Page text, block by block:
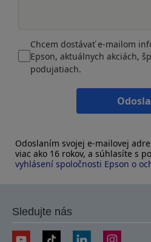
Chcem dostávať e-mailom
Epson, aktuálnych akciách,
podujatiach.
Odoslaním svojej e-mailovej
viac ako 16 rokov, a súhlasíte s
vyhlásení spoločnosti Epson o
Sledujte nás